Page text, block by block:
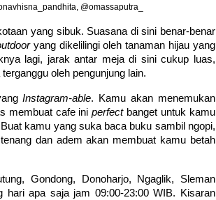
@omassaputra_
yang sibuk. Suasana di sini benar-benar
yang dikelilingi oleh tanaman hijau yang
lagi, jarak antar meja di sini cukup luas,
oleh pengunjung lain.
Instagram-able. Kamu akan menemukan
membuat cafe ini perfect banget untuk kamu
kamu yang suka baca buku sambil ngopi,
dan adem akan membuat kamu betah
Gondong, Donoharjo, Ngaglik, Sleman
hari apa saja jam 09:00-23:00 WIB. Kisaran